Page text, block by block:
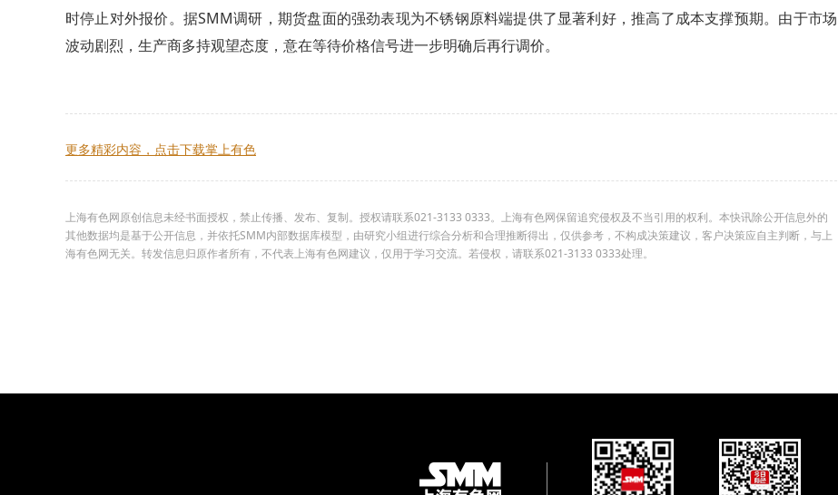
时停止对外报价。据SMM调研，期货盘面的强劲表现为不锈钢原料端提供了显著利好，推高了成本支撑预期。由于市场
波动剧烈，生产商多持观望态度，意在等待价格信号进一步明确后再行调价。
更多精彩内容，点击下载掌上有色
上海有色网原创信息未经书面授权，禁止传播、发布、复制。授权请联系021-3133 0333。上海有色网保留追究侵权及不当引用的权利。本快讯除公开信息外的
其他数据均是基于公开信息，并依托SMM内部数据库模型，由研究小组进行综合分析和合理推断得出，仅供参考，不构成决策建议，客户决策应自主判断，与上
海有色网无关。转发信息归原作者所有，不代表上海有色网建议，仅用于学习交流。若侵权，请联系021-3133 0333处理。